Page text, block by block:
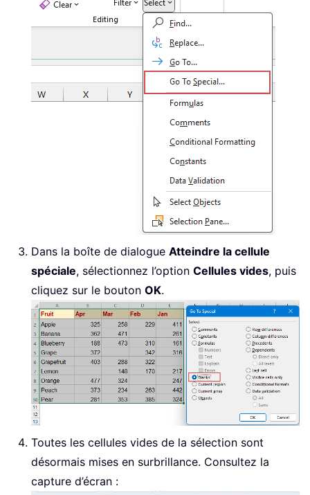
Dans la boîte de dialogue Atteindre la cellule
spéciale, sélectionnez l’option Cellules vides, puis
cliquez sur le bouton OK.
Toutes les cellules vides de la sélection sont
désormais mises en surbrillance. Consultez la
capture d’écran :